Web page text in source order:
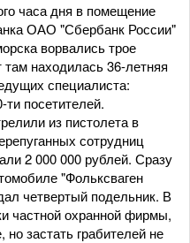
часа дня в помещение
ОАО "Сбербанк России"
ворвались трое
находилась 36-летняя
специалиста:
посетителей.
из пистолета в
сотрудниц
2 000 000 рублей. Сразу
"Фольксваген
четвертый подельник. В
частной охранной фирмы,
застать грабителей не